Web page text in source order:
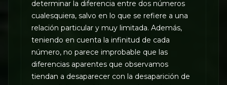
determinar la diferencia entre dos números
cualesquiera, salvo en lo que se refiere a una
relación particular y muy limitada. Además,
teniendo en cuenta la infinitud de cada
número, no parece improbable que las
diferencias aparentes que observamos
tiendan a desaparecer con la desaparición de